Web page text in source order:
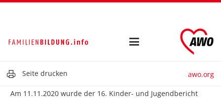
Seite drucken awo.org
Am 11.11.2020 wurde der 16. Kinder- und Jugendbericht